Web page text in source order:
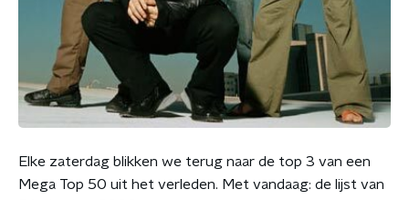
Elke zaterdag blikken we terug naar de top 3 van een
Mega Top 50 uit het verleden. Met vandaag: de lijst van